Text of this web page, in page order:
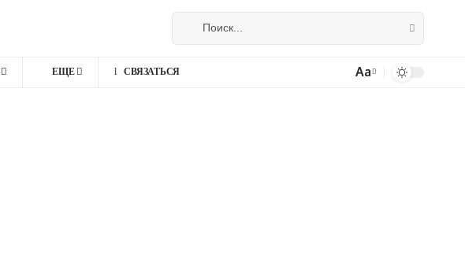
ЕЩЕ СВЯЗАТЬСЯ
Изменение
Aa